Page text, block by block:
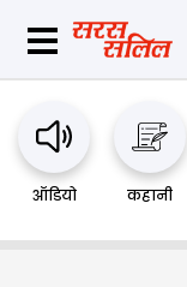
ऑडियो कहानी